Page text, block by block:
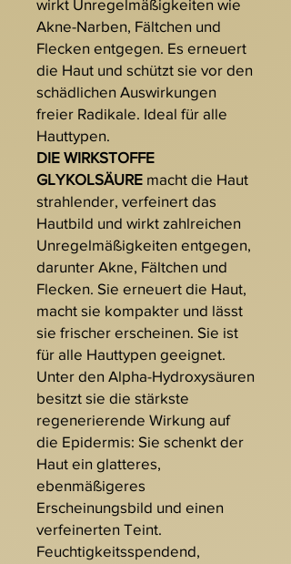
wirkt Unregelmäßigkeiten wie
Akne-Narben, Fältchen und
Flecken entgegen. Es erneuert
die Haut und schützt sie vor den
schädlichen Auswirkungen
freier Radikale. Ideal für alle
Hauttypen.
DIE WIRKSTOFFE
GLYKOLSÄURE macht die Haut
strahlender, verfeinert das
Hautbild und wirkt zahlreichen
Unregelmäßigkeiten entgegen,
darunter Akne, Fältchen und
Flecken. Sie erneuert die Haut,
macht sie kompakter und lässt
sie frischer erscheinen. Sie ist
für alle Hauttypen geeignet.
Unter den Alpha-Hydroxysäuren
besitzt sie die stärkste
regenerierende Wirkung auf
die Epidermis: Sie schenkt der
Haut ein glatteres,
ebenmäßigeres
Erscheinungsbild und einen
verfeinerten Teint.
Feuchtigkeitsspendend,